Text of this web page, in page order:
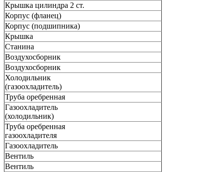
Крышка цилиндра 2 ст.
Корпус (фланец)
Корпус (подшипника)
Крышка
Станина
Воздухосборник
Воздухосборник
Холодильник
(газоохладитель)
Труба оребренная
Газоохладитель
(холодильник)
Труба оребренная
газоохладителя
Газоохладитель
Вентиль
Вентиль